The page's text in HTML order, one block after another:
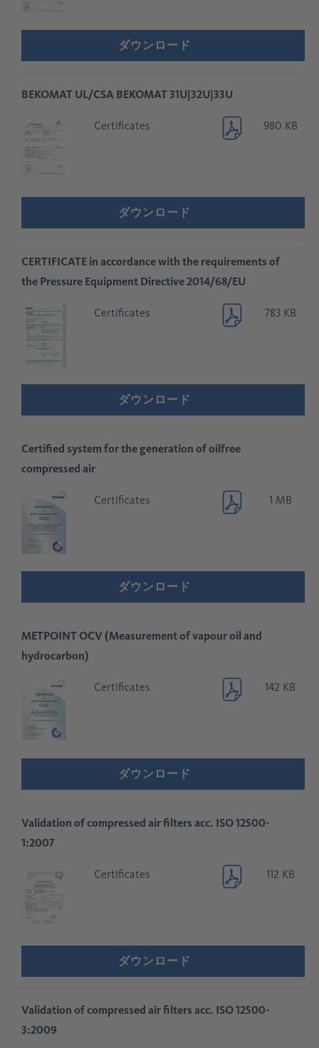
ダウンロード
BEKOMAT UL/CSA BEKOMAT 31U|32U|33U
Certificates 980 KB
ダウンロード
CERTIFICATE in accordance with the requirements of
the Pressure Equipment Directive 2014/68/EU
Certificates 783 KB
ダウンロード
Certified system for the generation of oilfree
compressed air
Certificates 1 MB
ダウンロード
METPOINT OCV (Measurement of vapour oil and
hydrocarbon)
Certificates 142 KB
ダウンロード
Validation of compressed air filters acc. ISO 12500-
1:2007
Certificates 112 KB
ダウンロード
Validation of compressed air filters acc. ISO 12500-
3:2009